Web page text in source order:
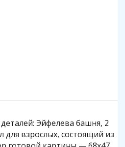
Эйфелева башня, 2
взрослых, состоящий из